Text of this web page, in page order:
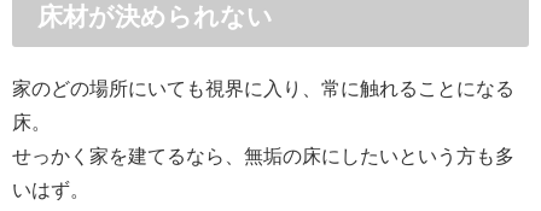
床材が決められない
家のどの場所にいても視界に入り、常に触れることになる
床。
せっかく家を建てるなら、無垢の床にしたいという方も多
いはず。